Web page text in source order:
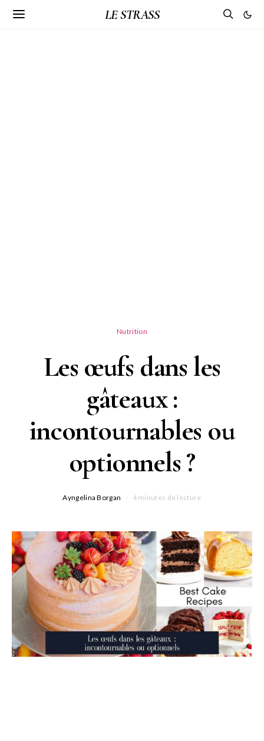
LE STRASS
Nutrition
Les œufs dans les
gâteaux :
incontournables ou
optionnels ?
Ayngelina Borgan 4 minutes de lecture